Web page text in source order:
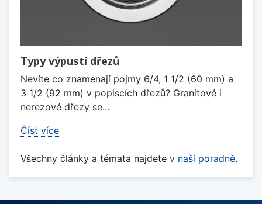
Typy výpustí dřezů
Nevíte co znamenají pojmy 6/4, 1 1/2 (60 mm) a
3 1/2 (92 mm) v popiscích dřezů? Granitové i
nerezové dřezy se...
Číst více
Všechny články a témata najdete v naší poradně.